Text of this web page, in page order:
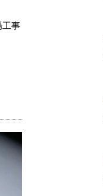
工事